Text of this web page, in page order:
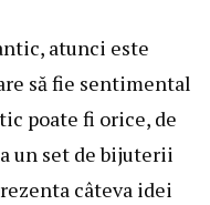
atunci este
să fie sentimental
poate fi orice, de
un set de bijuterii
câteva idei